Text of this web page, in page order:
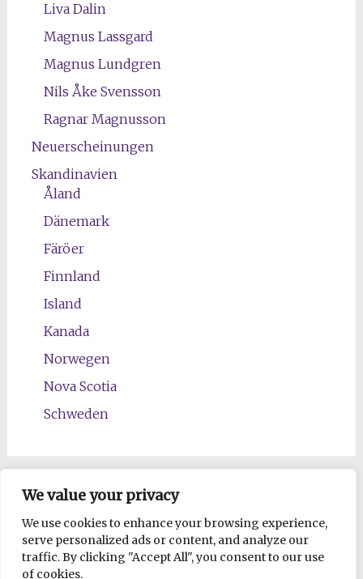
We value your privacy
We use cookies to enhance your browsing experience,
serve personalized ads or content, and analyze our
traffic. By clicking "Accept All", you consent to our use
of cookies.
Liva Dalin
Magnus Lassgard
Magnus Lundgren
Nils Åke Svensson
Ragnar Magnusson
Neuerscheinungen
Skandinavien
Åland
Dänemark
Färöer
Finnland
Island
Kanada
Norwegen
Nova Scotia
Schweden